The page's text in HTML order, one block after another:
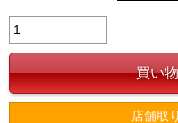
店舗取